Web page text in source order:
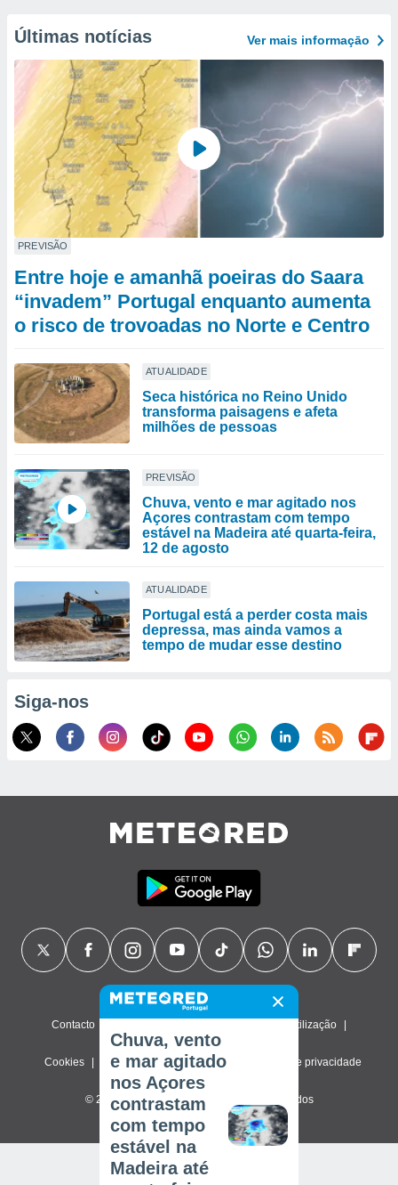
Últimas notícias Ver mais informaçāo
PREVISÃO
Entre hoje e amanhã poeiras do Saara
“invadem” Portugal enquanto aumenta
o risco de trovoadas no Norte e Centro
ATUALIDADE
Seca histórica no Reino Unido
transforma paisagens e afeta
milhões de pessoas
PREVISÃO
Chuva, vento e mar agitado nos
Açores contrastam com tempo
estável na Madeira até quarta-feira,
12 de agosto
ATUALIDADE
Portugal está a perder costa mais
depressa, mas ainda vamos a
tempo de mudar esse destino
Siga-nos
Contacto Termos de utilização
Cookies Política de privacidade Definições de privacidade
© 2026 Meteored. Todos os direitos reservados
Chuva, vento
e mar agitado
nos Açores
contrastam
com tempo
estável na
Madeira até